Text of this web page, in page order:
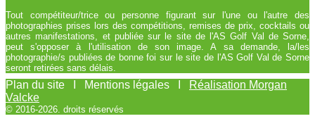
Tout compétiteur/trice ou personne figurant sur l'une ou l'autre des
photographies prises lors des compétitions, remises de prix, cocktails ou
autres manifestations, et publiée sur le site de l'AS Golf Val de Sorne,
peut s'opposer à l'utilisation de son image. A sa demande, la/les
photographie/s publiées de bonne foi sur le site de l'AS Golf Val de Sorne
seront retirées sans délais.
Plan du site I Mentions légales I
Réalisation Morgan
Valcke
© 2016-2026. droits réservés